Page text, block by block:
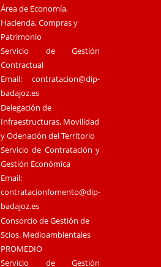
Área de Economía,
Hacienda, Compras y
Patrimonio
Servicio de Gestión
Contractual
Email:contratacion@dip-
badajoz.es
Delegación de
Infraestructuras, Movilidad
y Odenación del Territorio
Servicio de Contratación y
Gestión Económica
Email:
contratacionfomento@dip-
badajoz.es
Consorcio de Gestión de
Scios. Medioambientales
PROMEDIO
Servicio de Gestión